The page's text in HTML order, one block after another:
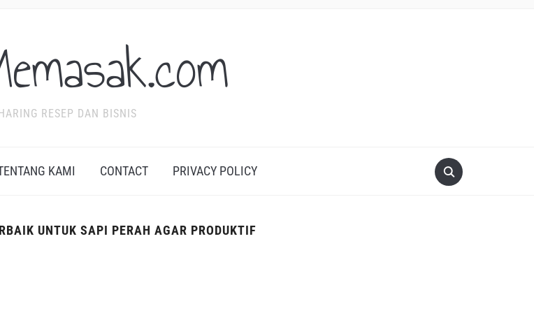
RESEP DAN BISNIS
KAMI CONTACT PRIVACY POLICY
UNTUK SAPI PERAH AGAR PRODUKTIF